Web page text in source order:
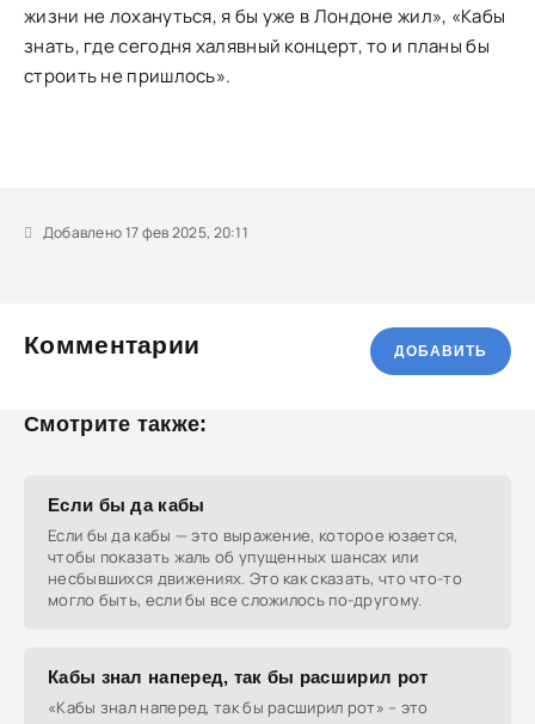
жизни не лохануться, я бы уже в Лондоне жил», «Кабы
знать, где сегодня халявный концерт, то и планы бы
строить не пришлось».
Добавлено 17 фев 2025, 20:11
Комментарии ДОБАВИТЬ
Смотрите также:
Если бы да кабы
Если бы да кабы — это выражение, которое юзается,
чтобы показать жаль об упущенных шансах или
несбывшихся движениях. Это как сказать, что что-то
могло быть, если бы все сложилось по-другому.
Кабы знал наперед, так бы расширил рот
«Кабы знал наперед, так бы расширил рот» – это